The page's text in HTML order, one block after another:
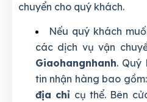
chuyển cho quý khách.
Nếu quý khách
các dịch vụ vận
Giaohangnhanh. Quý
tin nhận hàng bao gồm:
địa chỉ cụ thể. Bên